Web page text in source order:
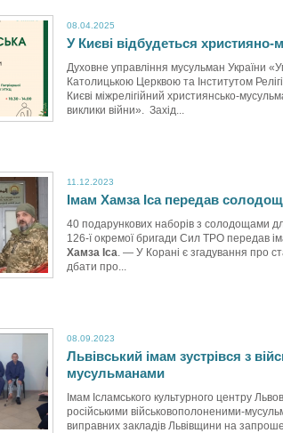
08.04.2025
У Києві відбудеться
Духовне управління мусульман України
Католицькою Церквою та Інститутом
Києві міжрелігійний християнсько-
виклики війни». Захід...
11.12.2023
Імам Хамза Іса передав
40 подарункових наборів з солодощами
126-ї окремої бригади Сил ТРО передав
Хамза Іса. — У Корані є згадування про
дбати про...
08.09.2023
Львівський імам зустрівся з
мусульманами
Імам Ісламського культурного центру
російськими військовополоненими-
виправних закладів Львівщини на